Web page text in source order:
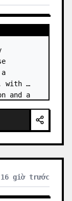
with
and a
jade
16 giờ trước